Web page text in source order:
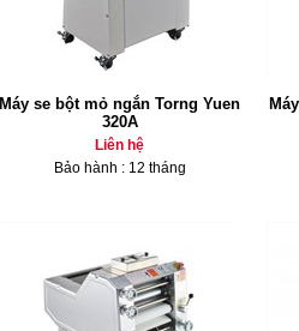
Máy se bột mỏ ngắn Torng Yuen
320A
Liên hệ
Bảo hành : 12 tháng